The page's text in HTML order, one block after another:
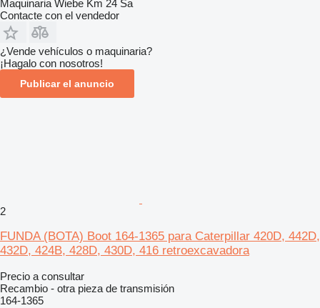
Maquinaria Wiebe Km 24 Sa
Contacte con el vendedor
¿Vende vehículos o maquinaria?
¡Hagalo con nosotros!
Publicar el anuncio
2
FUNDA (BOTA) Boot 164-1365 para Caterpillar 420D, 442D,
432D, 424B, 428D, 430D, 416 retroexcavadora
Precio a consultar
Recambio - otra pieza de transmisión
164-1365